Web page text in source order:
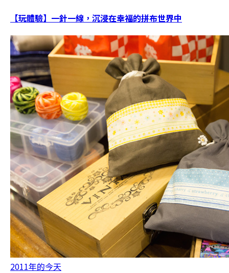
【玩體驗】一針一線，沉浸在幸福的拼布世界中
2011年的今天